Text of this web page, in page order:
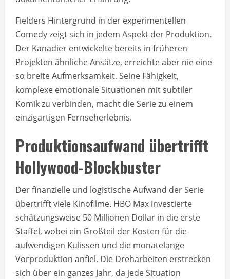
Fielders Hintergrund in der experimentellen
Comedy zeigt sich in jedem Aspekt der Produktion.
Der Kanadier entwickelte bereits in früheren
Projekten ähnliche Ansätze, erreichte aber nie eine
so breite Aufmerksamkeit. Seine Fähigkeit,
komplexe emotionale Situationen mit subtiler
Komik zu verbinden, macht die Serie zu einem
einzigartigen Fernseherlebnis.
Produktionsaufwand übertrifft
Hollywood-Blockbuster
Der finanzielle und logistische Aufwand der Serie
übertrifft viele Kinofilme. HBO Max investierte
schätzungsweise 50 Millionen Dollar in die erste
Staffel, wobei ein Großteil der Kosten für die
aufwendigen Kulissen und die monatelange
Vorproduktion anfiel. Die Dreharbeiten erstrecken
sich über ein ganzes Jahr, da jede Situation